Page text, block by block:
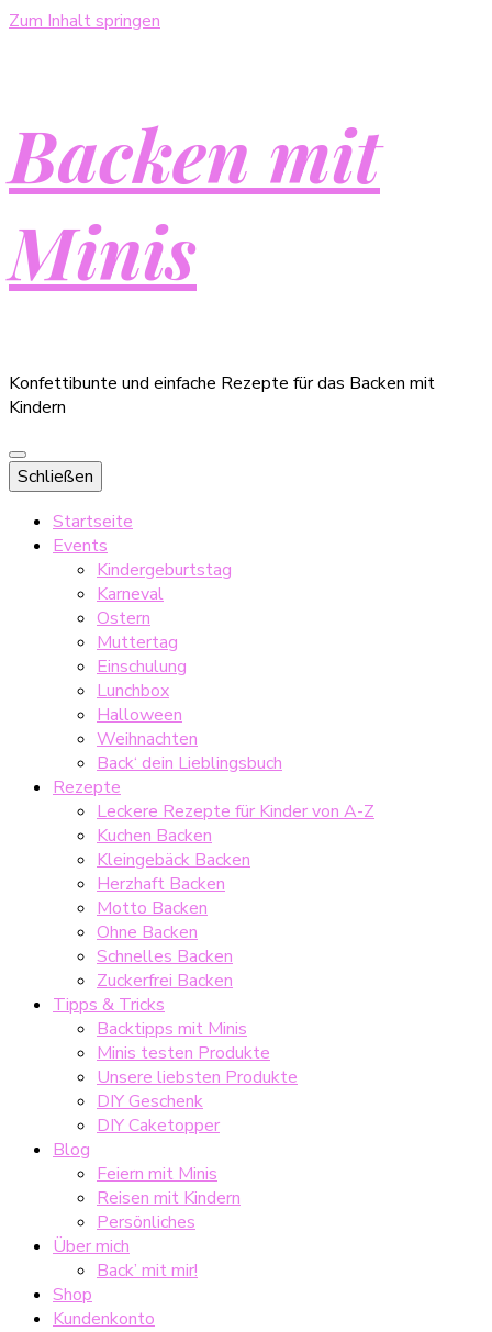
Zum Inhalt springen
Backen mit
Minis
Konfettibunte und einfache Rezepte für das Backen mit
Kindern
Schließen
Startseite
Events
Kindergeburtstag
Karneval
Ostern
Muttertag
Einschulung
Lunchbox
Halloween
Weihnachten
Back‘ dein Lieblingsbuch
Rezepte
Leckere Rezepte für Kinder von A-Z
Kuchen Backen
Kleingebäck Backen
Herzhaft Backen
Motto Backen
Ohne Backen
Schnelles Backen
Zuckerfrei Backen
Tipps & Tricks
Backtipps mit Minis
Minis testen Produkte
Unsere liebsten Produkte
DIY Geschenk
DIY Caketopper
Blog
Feiern mit Minis
Reisen mit Kindern
Persönliches
Über mich
Back’ mit mir!
Shop
Kundenkonto